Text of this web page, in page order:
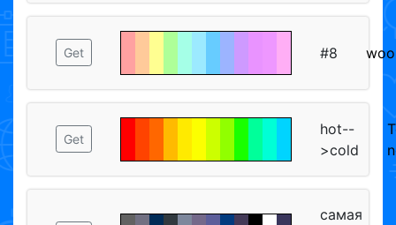
Get #8
Get
hot--
>cold
самая